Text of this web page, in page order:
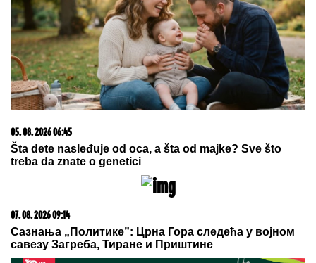
05. 08. 2026 06:45
Šta dete nasleđuje od oca, a šta od majke? Sve što
treba da znate o genetici
07. 08. 2026 09:14
Сазнања „Политике”: Црна Гора следећа у војном
савезу Загреба, Тиране и Приштине